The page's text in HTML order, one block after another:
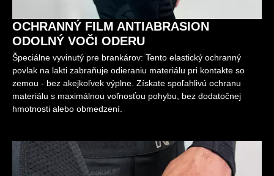
OCHRANNÝ FILM ANTIABRASION
ODOLNÝ VOČI ODERU
Špeciálne vyvinutý pre brankárov: Tento elastický ochranný
povlak na lakti zabraňuje odieraniu materiálu pri kontakte so
zemou - bez akejkoľvek výplne. Získate spoľahlivú ochranu
materiálu s maximálnou voľnosťou pohybu, bez dodatočnej
hmotnosti alebo obmedzení.